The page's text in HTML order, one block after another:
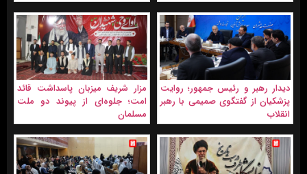
دیدار رهبر و رئیس جمهور؛ روایت
پزشکیان از گفتگوی صمیمی با رهبر
انقلاب
مزار شریف میزبان پاسداشت قائد
امت؛ جلوه‌ای از پیوند دو ملت
مسلمان